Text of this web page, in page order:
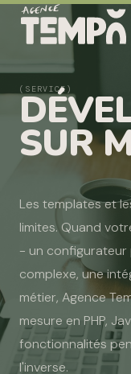
(SERVICE)
SUR
Les templates et
limites. Quand
- un configurateur
complexe, une
métier, Agence
mesure en PHP,
fonctionnalités
l'inverse.